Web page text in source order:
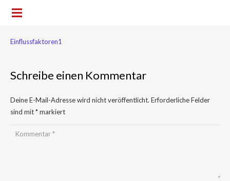
Einflussfaktoren1
Schreibe einen Kommentar
Deine E-Mail-Adresse wird nicht veröffentlicht. Erforderliche Felder
sind mit*markiert